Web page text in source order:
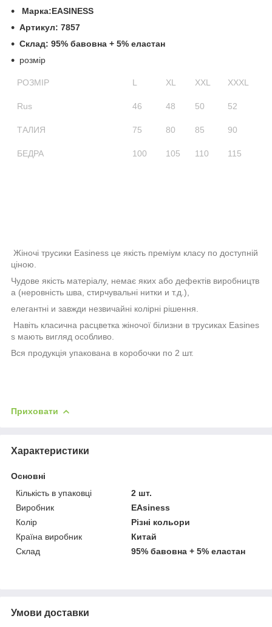
Маркa:EASINESS
Артикул: 7857
Склад: 95% бавовна + 5% еластан
розмір
РОЗМІР L XL XXL XXXL
Rus 46 48 50 52
ТАЛИЯ 75 80 85 90
БЕДРА 100 105 110 115
Жіночі трусики Easiness це якість преміум класу по доступній
ціною.
Чудове якість матеріалу, немає яких або дефектів виробництв
а (неровність шва, стирчувальні нитки и т.д.),
елегантні и завжди незвичайні колірні рішення.
Навіть класична расцветка жіночої білизни в трусиках Easines
s мають вигляд особливо.
Вся продукція упакована в коробочки по 2 шт.
Приховати
Характеристики
Основні
Кількість в упаковці
2 шт.
Виробник
EAsiness
Колір
Різні кольори
Країна виробник
Китай
Склад
95% бавовна + 5% еластан
Умови доставки